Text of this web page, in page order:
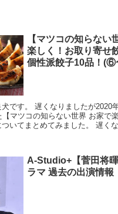
【マツコの知らない
楽しく！お取り寄せ
個性派餃子10品！
です。 遅くなりましたが2020
マツコの知らない世界 お家で
いてまとめてみました。 遅くな
A-Studio+【菅田将
ラマ 過去の出演情報